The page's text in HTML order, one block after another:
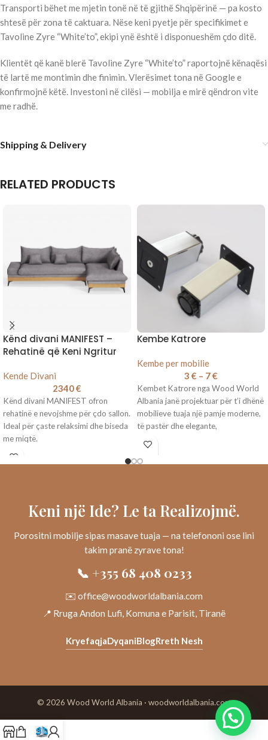
Transporti bëhet me mjetin tonë në të gjithë Shqipërinë — pa kosto
shtesë për zona të caktuara. Nëse keni pyetje për specifikimet e
Tavoline Zyre “White’to”, ekipi ynë është i disponueshëm çdo ditë.
Klientët që kanë blerë Tavoline Zyre “White’to” raportojnë kënaqësi
të lartë me montimin dhe finimin. Vlerësimet tona në Google e
konfirmojnë këtë. Investoni në cilësi — mobilja e mirë qëndron vite
me radhë.
Shipping & Delivery
RELATED PRODUCTS
Kënd divani MANIFEST –
Rehatinë që Keni Ngritur
Kende Divani
2340€
Kënd divani MANIFEST ofron
rehatinë e nevojshme për çdo sallon.
Ideal për çaste relaksimi dhe biseda
me miqtë.
Kembe Katrore
Kembe per mobilie
3 € – 7€
Kembet Katrore nga Wood World
Albania janë projektuar për t’i dhënë
mobilieve tuaja një pamje moderne,
të pastër dhe elegante,
Keni një Ide? Le ta Realizojmë.
Porositni mobilje sipas masave tuaja — na telefononi ose lini
takim pranë zyrave tona!
📞 +355 68 408 0233
✉️ office@woodworldalbania.com
📍 Rruga Andon Lufi, Komuna e Parisit, Tiranë
KryefaqjaDyqaniBlogRreth Nesh
© 2026 Wood World Albania · woodworldalbania.com